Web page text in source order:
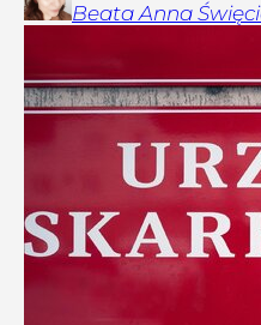
Beata Anna